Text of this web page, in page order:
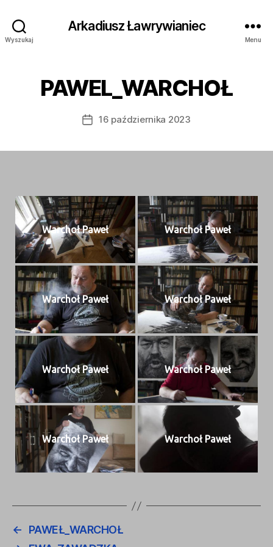
Wyszukaj
Arkadiusz Ławrywianiec
Menu
PAWEL_WARCHOŁ
Data16 października 2023
War­choł Paweł War­choł Paweł
War­choł Paweł War­choł Paweł
War­choł Paweł War­choł Paweł
War­choł Paweł War­choł Paweł
←
PAWEŁ_WARCHOŁ